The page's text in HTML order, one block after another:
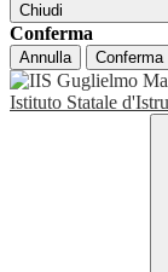
Chiudi
Conferma
Annulla Conferma
Istituto Statale